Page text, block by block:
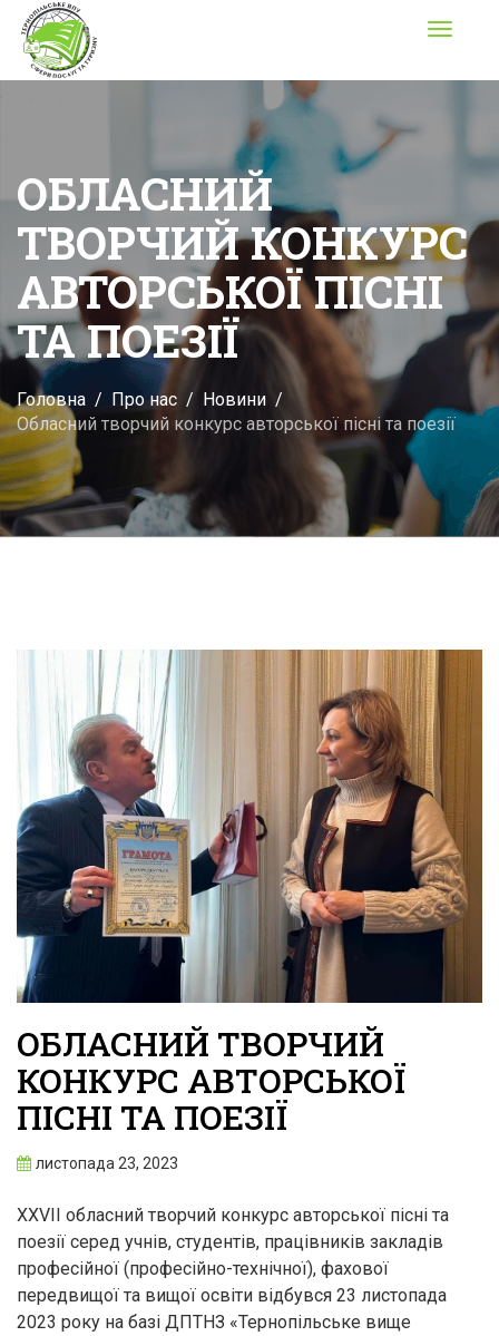
Toggle
OБЛАСНИЙ
ТВОРЧИЙ КОНКУРС
АВТОРСЬКОЇ ПІСНІ
ТА ПОЕЗІЇ
Головна Про нас
Новини
Oбласний творчий конкурс авторської пісні та поезії
OБЛАСНИЙ ТВОРЧИЙ
КОНКУРС АВТОРСЬКОЇ
ПІСНІ ТА ПОЕЗІЇ
листопада 23, 2023
ХХVІІ обласний творчий конкурс авторської пісні та
поезії серед учнів, студентів, працівників закладів
професійної (професійно-технічної), фахової
передвищої та вищої освіти відбувся 23 листопада
2023 року на базі ДПТНЗ «Тернопільське вище